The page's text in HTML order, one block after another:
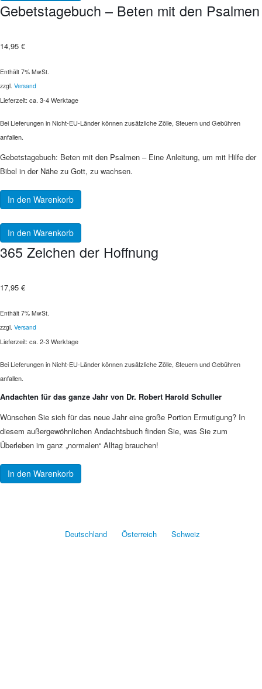
Gebetstagebuch – Beten mit den Psalmen
14,95 €
Enthält 7% MwSt.
zzgl. Versand
Lieferzeit: ca. 3-4 Werktage
Bei Lieferungen in Nicht-EU-Länder können zusätzliche Zölle, Steuern und Gebühren
anfallen.
Gebetstagebuch: Beten mit den Psalmen – Eine Anleitung, um mit Hilfe der
Bibel in der Nähe zu Gott, zu wachsen.
In den Warenkorb
In den Warenkorb
365 Zeichen der Hoffnung
17,95 €
Enthält 7% MwSt.
zzgl. Versand
Lieferzeit: ca. 2-3 Werktage
Bei Lieferungen in Nicht-EU-Länder können zusätzliche Zölle, Steuern und Gebühren
anfallen.
Andachten für das ganze Jahr von Dr. Robert Harold Schuller
Wünschen Sie sich für das neue Jahr eine große Portion Ermutigung? In
diesem außergewöhnlichen Andachtsbuch finden Sie, was Sie zum
Überleben im ganz „normalen“ Alltag brauchen!
In den Warenkorb
Deutschland Österreich Schweiz